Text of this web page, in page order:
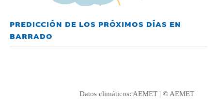
PREDICCIÓN DE LOS PRÓXIMOS DÍAS EN
BARRADO
Datos climáticos: AEMET | © AEMET